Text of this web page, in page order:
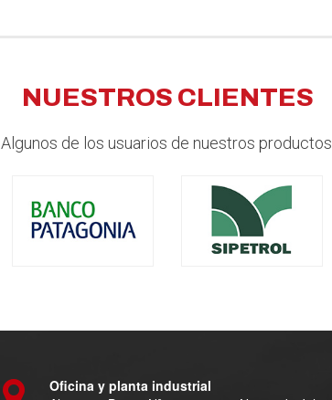
NUESTROS CLIENTES
Algunos de los usuarios de nuestros productos.
Oficina y planta industrial